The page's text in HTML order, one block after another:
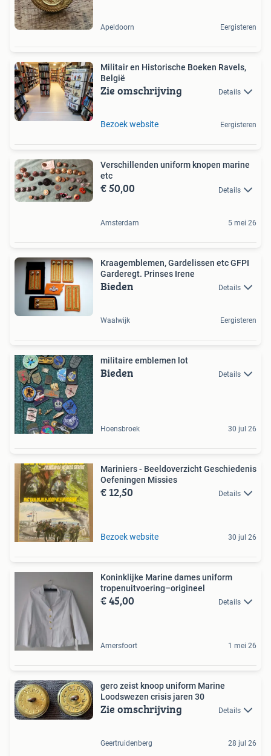
Apeldoorn Eergisteren
Militair en Historische Boeken Ravels,
België
Zie omschrijving Details
Bezoek website Eergisteren
Verschillenden uniform knopen marine
etc
€ 50,00 Details
Amsterdam 5 mei 26
Kraagemblemen, Gardelissen etc GFPI
Garderegt. Prinses Irene
Bieden Details
Waalwijk Eergisteren
militaire emblemen lot
Bieden Details
Hoensbroek 30 jul 26
Mariniers - Beeldoverzicht Geschiedenis
Oefeningen Missies
€ 12,50 Details
Bezoek website 30 jul 26
Koninklijke Marine dames uniform
tropenuitvoering–origineel
€ 45,00 Details
Amersfoort 1 mei 26
gero zeist knoop uniform Marine
Loodswezen crisis jaren 30
Zie omschrijving Details
Geertruidenberg 28 jul 26